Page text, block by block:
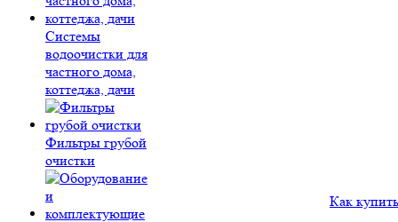
Системы
водоочистки для
частного дома,
коттеджа, дачи
Фильтры грубой
очистки
Как купить